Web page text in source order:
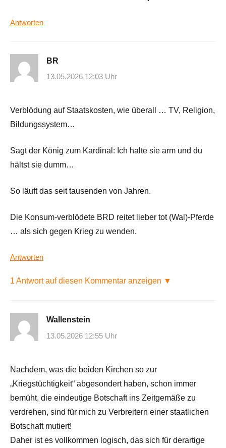
Antworten
BR
13.05.2026 12:03 Uhr
Verblödung auf Staatskosten, wie überall … TV, Religion,
Bildungssystem…
Sagt der König zum Kardinal: Ich halte sie arm und du
hältst sie dumm…
So läuft das seit tausenden von Jahren.
Die Konsum-verblödete BRD reitet lieber tot (Wal)-Pferde
… als sich gegen Krieg zu wenden.
Antworten
1 Antwort auf diesen Kommentar anzeigen ▼
Wallenstein
13.05.2026 12:55 Uhr
Nachdem, was die beiden Kirchen so zur
„Kriegstüchtigkeit“ abgesondert haben, schon immer
bemüht, die eindeutige Botschaft ins Zeitgemäße zu
verdrehen, sind für mich zu Verbreitern einer staatlichen
Botschaft mutiert!
Daher ist es vollkommen logisch, das sich für derartige